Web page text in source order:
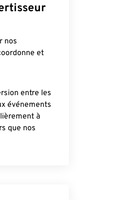
nos
et
entre les
événements
à
que nos